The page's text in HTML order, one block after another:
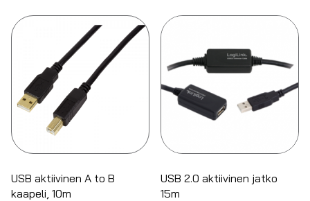
USB aktiivinen A to B
kaapeli, 10m
USB 2.0 aktiivinen jatko
15m